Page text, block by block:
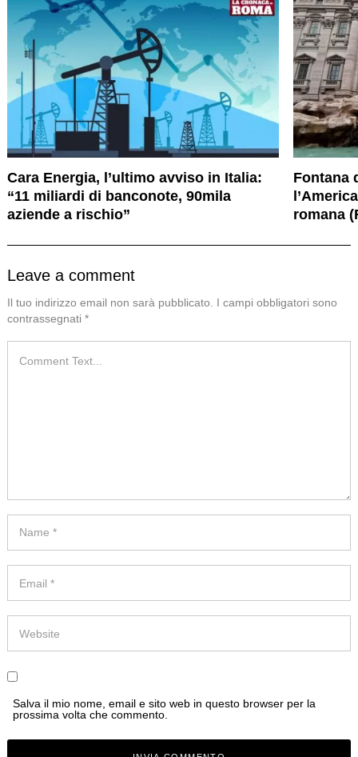
Cara Energia, l’ultimo avviso in Italia:
“11 miliardi di banconote, 90mila
aziende a rischio”
Fontana
romana
Leave a comment
Il tuo indirizzo email non sarà pubblicato.
I campi obbligatori sono
contrassegnati *
Salva il mio nome, email e sito web in questo browser per la
prossima volta che commento.